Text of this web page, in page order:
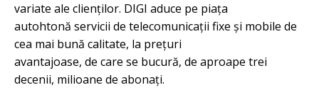
variate ale clienților. DIGI aduce pe piața
autohtonă servicii de telecomunicații fixe și mobile de
cea mai bună calitate, la prețuri
avantajoase, de care se bucură, de aproape trei
decenii, milioane de abonați.